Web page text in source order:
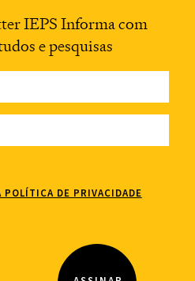
IEPS Informa com
e pesquisas
POLÍTICA DE PRIVACIDADE